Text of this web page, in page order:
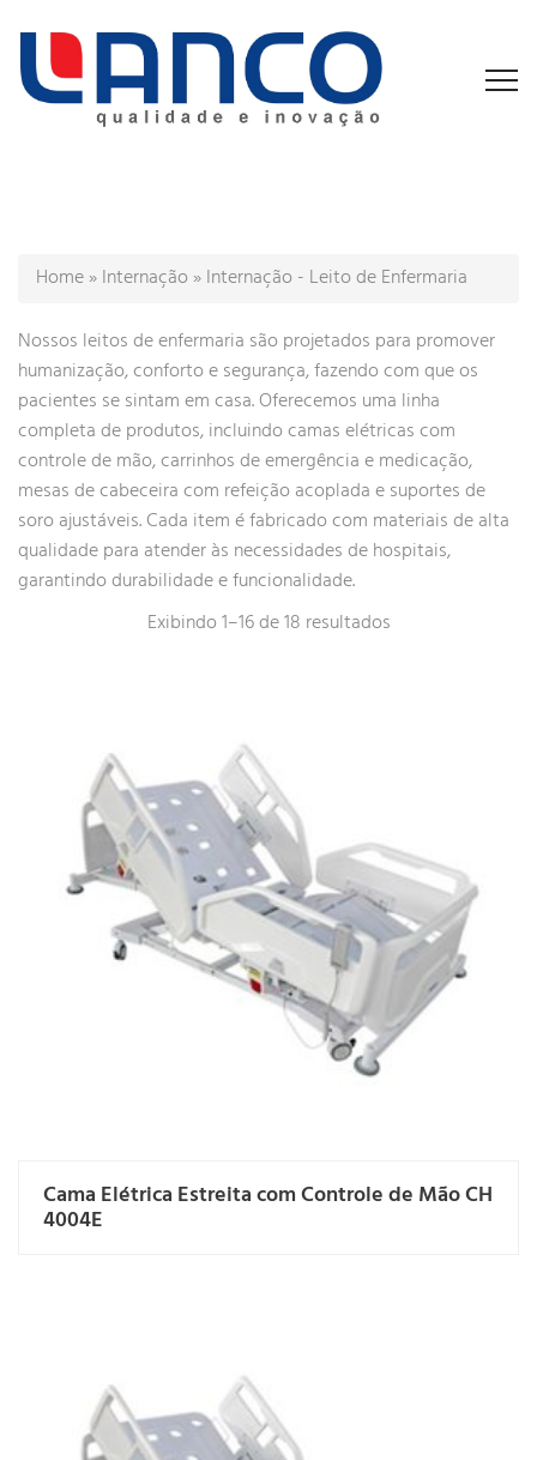
Home»Internação»Internação - Leito de Enfermaria
Nossos leitos de enfermaria são projetados para promover
humanização, conforto e segurança, fazendo com que os
pacientes se sintam em casa. Oferecemos uma linha
completa de produtos, incluindo camas elétricas com
controle de mão, carrinhos de emergência e medicação,
mesas de cabeceira com refeição acoplada e suportes de
soro ajustáveis. Cada item é fabricado com materiais de alta
qualidade para atender às necessidades de hospitais,
garantindo durabilidade e funcionalidade.
Exibindo 1–16 de 18 resultados
Cama Elétrica Estreita com Controle de Mão CH
4004E